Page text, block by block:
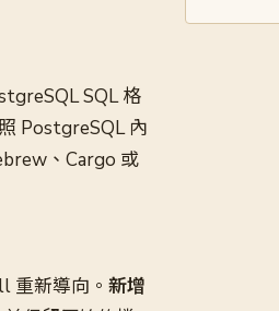
SQL 格
PostgreSQL 內
、Cargo 或
重新導向。 新增